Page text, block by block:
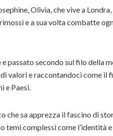
Olivia, che vive a
e a sua volta combatte
passato secondo sul filo della
valori e raccontandoci come il
e Paesi.
che sa apprezza il fascino di
temi complessi come l’identità